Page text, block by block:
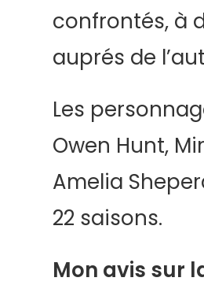
confrontés, à
auprés de
Les
Owen Hunt,
Amelia
22 saisons.
Mon avis sur